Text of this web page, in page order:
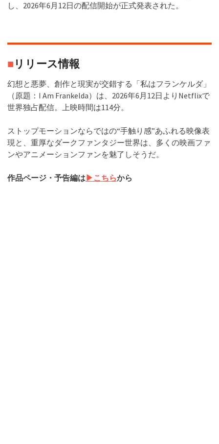
し、2026年6月12日の配信開始が正式発表された。
■ リリース情報
幻想と悪夢、創作と現実が交錯する「私はフランケルダ」
（原題：I Am Frankelda）は、2026年6月12日よりNetflixで
世界独占配信。上映時間は114分。
ストップモーションならではの“手触り感”あふれる映像表
現と、重厚なダークファンタジー世界は、多くの映画ファ
ンやアニメーションファンを魅了しそうだ。
作品ページ・予告編は▶︎こちらから